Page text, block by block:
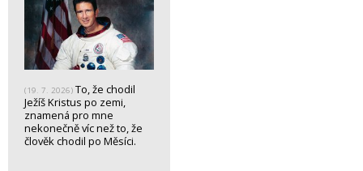
(19. 7. 2026) To, že chodil
Ježíš Kristus po zemi,
znamená pro mne
nekonečně víc než to, že
člověk chodil po Měsíci.